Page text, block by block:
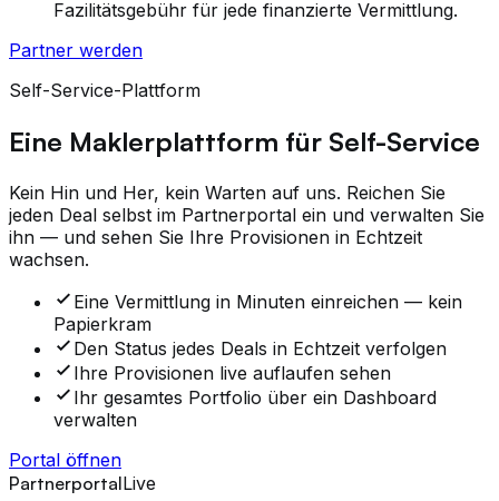
Fazilitätsgebühr für jede finanzierte Vermittlung.
Partner werden
Self-Service-Plattform
Eine Maklerplattform für Self-Service
Kein Hin und Her, kein Warten auf uns. Reichen Sie
jeden Deal selbst im Partnerportal ein und verwalten Sie
ihn — und sehen Sie Ihre Provisionen in Echtzeit
wachsen.
Eine Vermittlung in Minuten einreichen — kein
Papierkram
Den Status jedes Deals in Echtzeit verfolgen
Ihre Provisionen live auflaufen sehen
Ihr gesamtes Portfolio über ein Dashboard
verwalten
Portal öffnen
PartnerportalLive